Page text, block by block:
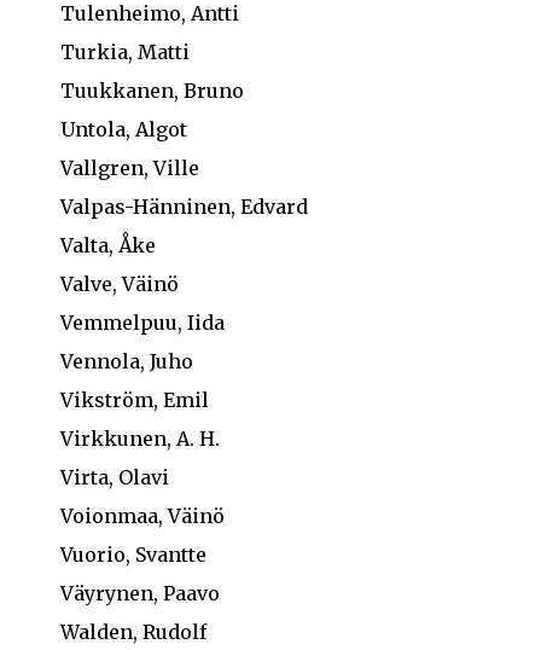
Tulenheimo, Antti
Turkia, Matti
Tuukkanen, Bruno
Untola, Algot
Vallgren, Ville
Valpas-Hänninen, Edvard
Valta, Åke
Valve, Väinö
Vemmelpuu, Iida
Vennola, Juho
Vikström, Emil
Virkkunen, A. H.
Virta, Olavi
Voionmaa, Väinö
Vuorio, Svantte
Väyrynen, Paavo
Walden, Rudolf